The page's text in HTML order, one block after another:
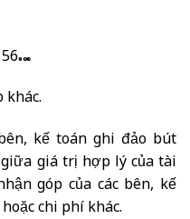
kế toán ghi đảo bút
giá trị hợp lý của tài
góp của các bên, kế
chi phí khác.